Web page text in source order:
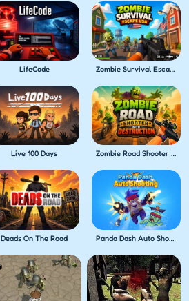
LifeCode Zombie Survival Escape USA
Live 100 Days Zombie Road Shooter with Destruction
Deads On The Road Panda Dash Auto Shooting